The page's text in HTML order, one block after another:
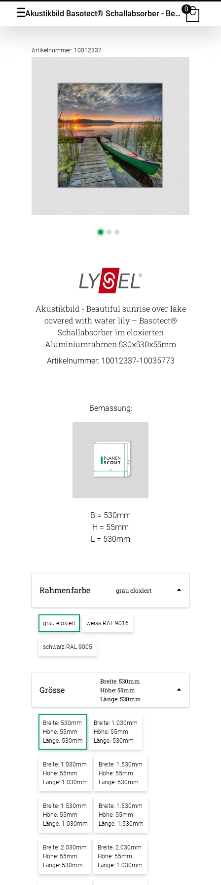
Akustikbild Basotect® Schallabsorber - Beautiful sunrise over lake covered with water lily in vielen Grössen
0
Artikelnummer: 10012337
Akustikbild - Beautiful sunrise over lake
covered with water lily – Basotect®
Schallabsorber im eloxierten
Aluminiumrahmen 530x530x55mm
Artikelnummer: 10012337-10035773
Bemassung:
B = 530mm
H = 55mm
L = 530mm
Rahmenfarbe grau eloxiert
grau eloxiert weiss RAL 9016
schwarz RAL 9005
Grösse
Breite: 530mm
Höhe: 55mm
Länge: 530mm
Breite: 530mm
Höhe: 55mm
Länge: 530mm
Breite: 1.030mm
Höhe: 55mm
Länge: 530mm
Breite: 1.030mm
Höhe: 55mm
Länge: 1.030mm
Breite: 1.530mm
Höhe: 55mm
Länge: 530mm
Breite: 1.530mm
Höhe: 55mm
Länge: 1.030mm
Breite: 1.530mm
Höhe: 55mm
Länge: 1.530mm
Breite: 2.030mm
Höhe: 55mm
Länge: 530mm
Breite: 2.030mm
Höhe: 55mm
Länge: 1.030mm